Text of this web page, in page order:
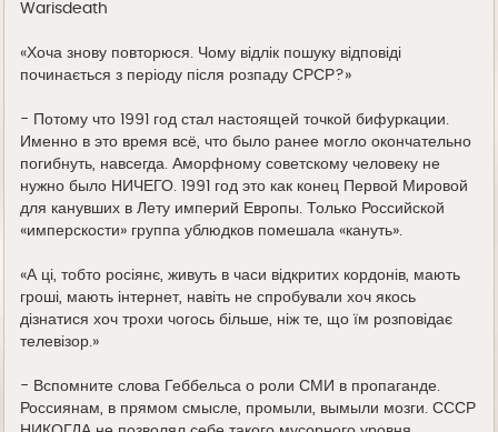
Warisdeath
«Хоча знову повторюся. Чому відлік пошуку відповіді
починається з періоду після розпаду СРСР?»
- Потому что 1991 год стал настоящей точкой бифуркации.
Именно в это время всё, что было ранее могло окончательно
погибнуть, навсегда. Аморфному советскому человеку не
нужно было НИЧЕГО. 1991 год это как конец Первой Мировой
для канувших в Лету империй Европы. Только Российской
«имперскости» группа ублюдков помешала «кануть».
«А ці, тобто росіянє, живуть в часи відкритих кордонів, мають
гроші, мають інтернет, навіть не спробували хоч якось
дізнатися хоч трохи чогось більше, ніж те, що їм розповідає
телевізор.»
- Вспомните слова Геббельса о роли СМИ в пропаганде.
Россиянам, в прямом смысле, промыли, вымыли мозги. СССР